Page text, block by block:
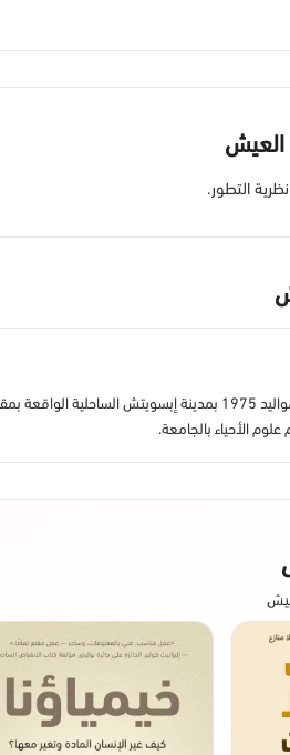
العيش
التطور.
آدم دايفد رذرفورد عالم مورثات وكاتب ومذيع بريطاني من
الأحياء بالجامعة.